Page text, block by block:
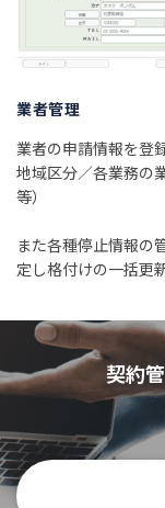
業者管理
業者の申請情報を登
地域区分／各業務の
等）
また各種停止情報の
定し格付けの一括更
契約